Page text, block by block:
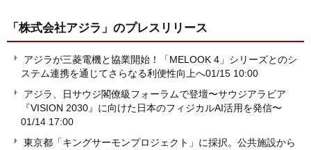
「株式会社アジラ」 のプレスリリース
アジラが三菱電機と協業開始！「MELOOK 4」シリーズとのシ
ステム連携を通じてさらなる利便性向上へ01/15 10:00
アジラ、日サウジ閣僚級フォーラムで登壇〜サウジアラビア
『VISION 2030』に向けた日本のフィジカルAI活用を発信〜
01/14 17:00
東京都「キングサーモンプロジェクト」に採択。公共施設から